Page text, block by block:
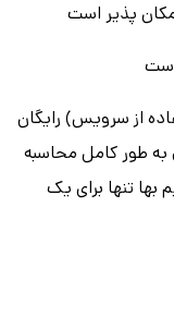
پذیر است
استفاده از سرویس) رایگان
اقامت کودک بالای 5 سال به طور کامل محاسبه
بها تنها برای یک